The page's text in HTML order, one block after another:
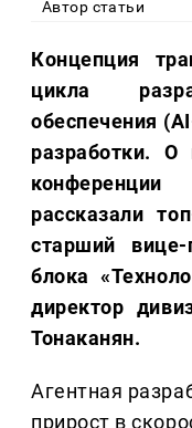
Автор статьи
Концепция
цикла
обеспечения
разработки.
рассказали
старший вице-
блока
директор
Тонаканян.
Агентная
прирост в